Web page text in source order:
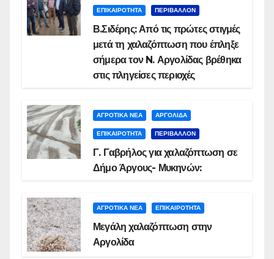
ΕΠΙΚΑΙΡΟΤΗΤΑ ΠΕΡΙΒΑΛΛΟΝ
Β.Σιδέρης: Από τις πρώτες στιγμές
μετά τη χαλαζόπτωση που έπληξε
σήμερα τον N. Αργολίδας βρέθηκα
στις πληγείσες περιοχές
ΑΓΡΟΤΙΚΑ ΝΕΑ ΑΡΓΟΛΙΔΑ
ΕΠΙΚΑΙΡΟΤΗΤΑ ΠΕΡΙΒΑΛΛΟΝ
Γ. Γαβρήλος για χαλαζόπτωση σε
Δήμο Άργους- Μυκηνών:
ΑΓΡΟΤΙΚΑ ΝΕΑ ΕΠΙΚΑΙΡΟΤΗΤΑ
Μεγάλη χαλαζόπτωση στην
Αργολίδα